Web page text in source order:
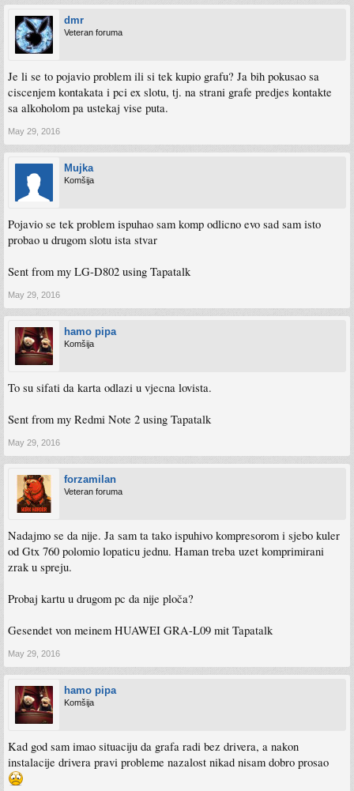
dmr
Veteran foruma
Je li se to pojavio problem ili si tek kupio grafu? Ja bih pokusao sa
ciscenjem kontakata i pci ex slotu, tj. na strani grafe predjes kontakte
sa alkoholom pa ustekaj vise puta.
May 29, 2016
Mujka
Komšija
Pojavio se tek problem ispuhao sam komp odlicno evo sad sam isto
probao u drugom slotu ista stvar
Sent from my LG-D802 using Tapatalk
May 29, 2016
hamo pipa
Komšija
To su sifati da karta odlazi u vjecna lovista.
Sent from my Redmi Note 2 using Tapatalk
May 29, 2016
forzamilan
Veteran foruma
Nadajmo se da nije. Ja sam ta tako ispuhivo kompresorom i sjebo kuler
od Gtx 760 polomio lopaticu jednu. Haman treba uzet komprimirani
zrak u spreju.
Probaj kartu u drugom pc da nije ploča?
Gesendet von meinem HUAWEI GRA-L09 mit Tapatalk
May 29, 2016
hamo pipa
Komšija
Kad god sam imao situaciju da grafa radi bez drivera, a nakon
instalacije drivera pravi probleme nazalost nikad nisam dobro prosao